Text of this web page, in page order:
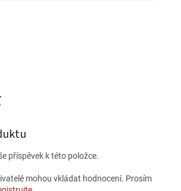
příspěvek k této položce.
mohou vkládat hodnocení. Prosím